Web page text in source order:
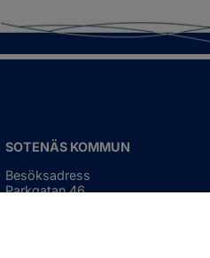
SOTENÄS KOMMUN
Besöksadress
Parkgatan 46